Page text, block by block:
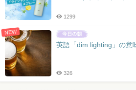
1299
NEW
英語「dim lighting」の意
326